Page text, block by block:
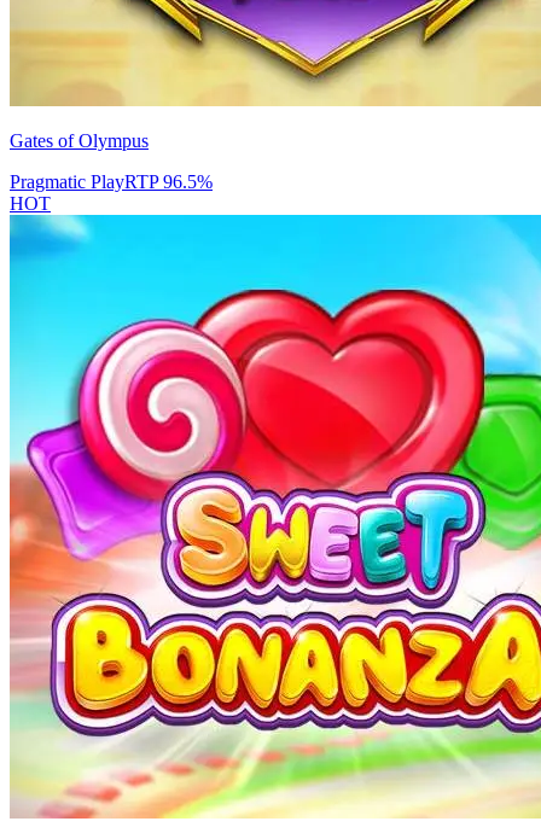
Gates of Olympus
Pragmatic PlayRTP96.5%
HOT